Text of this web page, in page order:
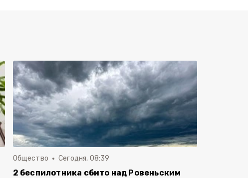
Общество Сегодня, 08:39
2 беспилотника сбито над Ровеньским